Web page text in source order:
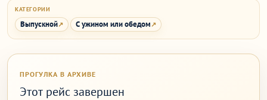
КАТЕГОРИИ
Выпускной С ужином или обедом
ПРОГУЛКА В АРХИВЕ
Этот рейс завершен